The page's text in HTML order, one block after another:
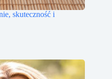
skuteczność i